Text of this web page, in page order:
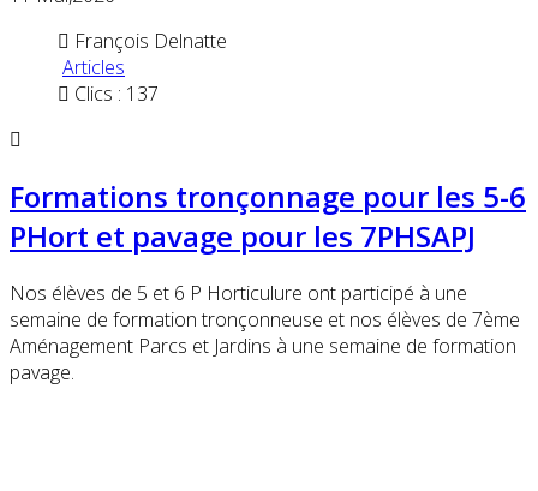
François Delnatte
Articles
Clics : 137
Formations tronçonnage pour les 5-6
PHort et pavage pour les 7PHSAPJ
Nos élèves de 5 et 6 P Horticulure ont participé à une
semaine de formation tronçonneuse et nos élèves de 7ème
Aménagement Parcs et Jardins à une semaine de formation
pavage.